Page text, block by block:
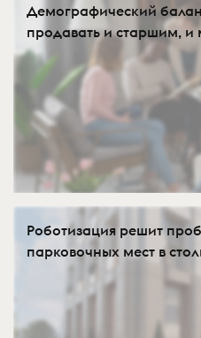
Демографический
продавать и старшим,
Роботизация решит
парковочных мест в